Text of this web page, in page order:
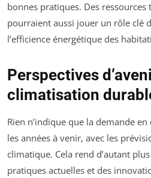
bonnes pratiques. Des ressources
pourraient aussi jouer un rôle clé
l’efficience énergétique des
Perspectives
climatisation
Rien n’indique que la demande
les années à venir, avec les
climatique. Cela rend d’autant
pratiques actuelles et des